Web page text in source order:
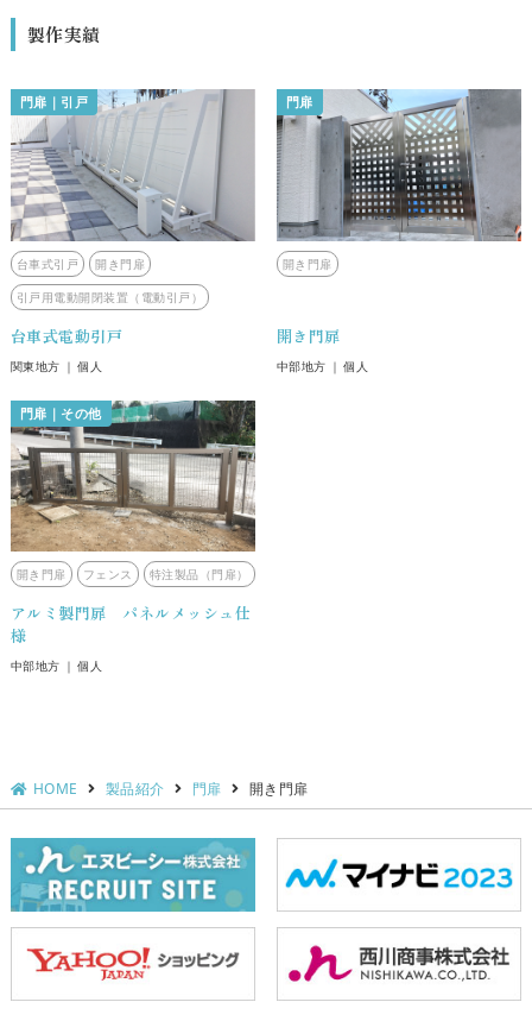
製作実績
門扉 引戸
台車式引戸
開き門扉
引戸用電動開閉装置（電動引戸）
台車式電動引戸
関東地方 個人
門扉
開き門扉
開き門扉
中部地方 個人
門扉 その他
開き門扉 フェンス 特注製品（門扉）
アルミ製門扉 パネルメッシュ仕
様
中部地方 個人
HOME 製品紹介 門扉 開き門扉